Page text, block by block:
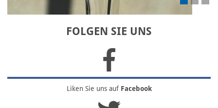
FOLGEN SIE UNS
Liken Sie unsauf Facebook